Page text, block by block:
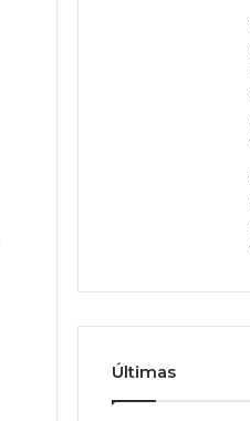
Últimas